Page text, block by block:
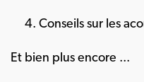
Conseils sur les
Et bien plus encore ...